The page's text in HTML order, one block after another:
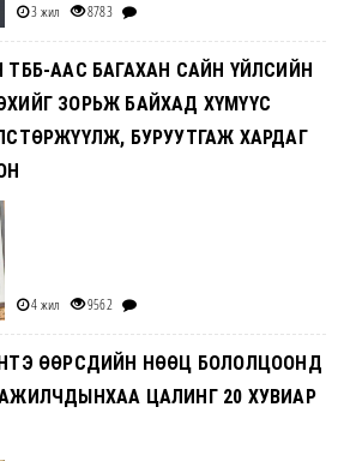
3 жил 8783
ААС БАГАХАН САЙН ҮЙЛСИЙН
ЗОРЬЖ БАЙХАД ХҮМҮҮС
БУРУУТГАЖ ХАРДАГ
4 жил 9562
ӨӨРСДИЙН НӨӨЦ БОЛОЛЦООНД
ЦАЛИНГ 20 ХУВИАР